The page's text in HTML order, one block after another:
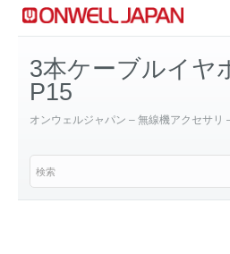
Selective Range
3本ケーブルイヤ
P15
オンウェルジャパン – 無線機アクセサリ